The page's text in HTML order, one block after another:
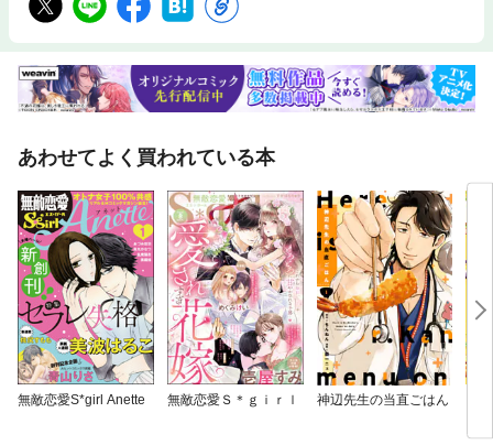
あわせてよく買われている本
無敵恋愛S*girl Anette 無敵恋愛Ｓ＊ｇｉｒｌ 神辺先生の当直ごはん